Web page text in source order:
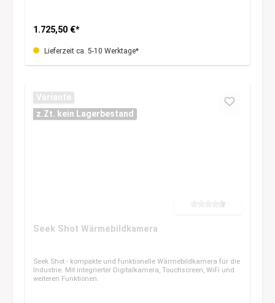
1.725,50 €*
Lieferzeit ca. 5-10 Werktage*
Variante
z.Zt. kein Lagerbestand
Seek Shot Wärmebildkamera
Seek Shot - kompakte und funktionelle Wärmebildkamera für die
Industrie. Mit integrierter Digitalkamera, Touchscreen, WiFi und
weiteren Funktionen.